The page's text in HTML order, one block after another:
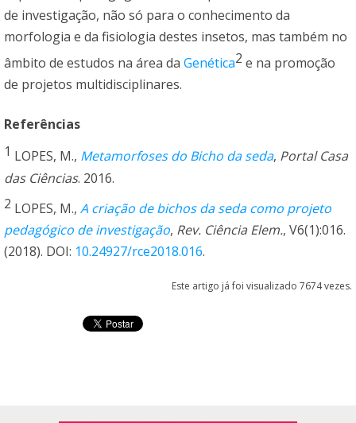
de investigação, não só para o conhecimento da
morfologia e da fisiologia destes insetos, mas também no
âmbito de estudos na área da Genética2 e na promoção
de projetos multidisciplinares.
Referências
1 LOPES, M., Metamorfoses do Bicho da seda, Portal Casa
das Ciências. 2016.
2 LOPES, M., A criação de bichos da seda como projeto
pedagógico de investigação, Rev. Ciência Elem., V6(1):016.
(2018). DOI: 10.24927/rce2018.016.
Este artigo já foi visualizado 7674 vezes.